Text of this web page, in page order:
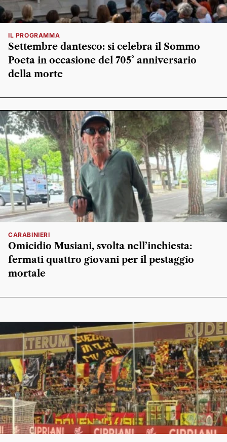
IL PROGRAMMA
Settembre dantesco: si celebra il Sommo
Poeta in occasione del 705° anniversario
della morte
CARABINIERI
Omicidio Musiani, svolta nell’inchiesta:
fermati quattro giovani per il pestaggio
mortale